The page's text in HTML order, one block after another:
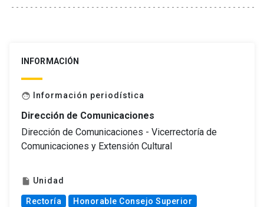
INFORMACIÓN
face Información periodística
Dirección de Comunicaciones
Dirección de Comunicaciones - Vicerrectoría de
Comunicaciones y Extensión Cultural
insert_drive_file Unidad
Rectoría Honorable Consejo Superior